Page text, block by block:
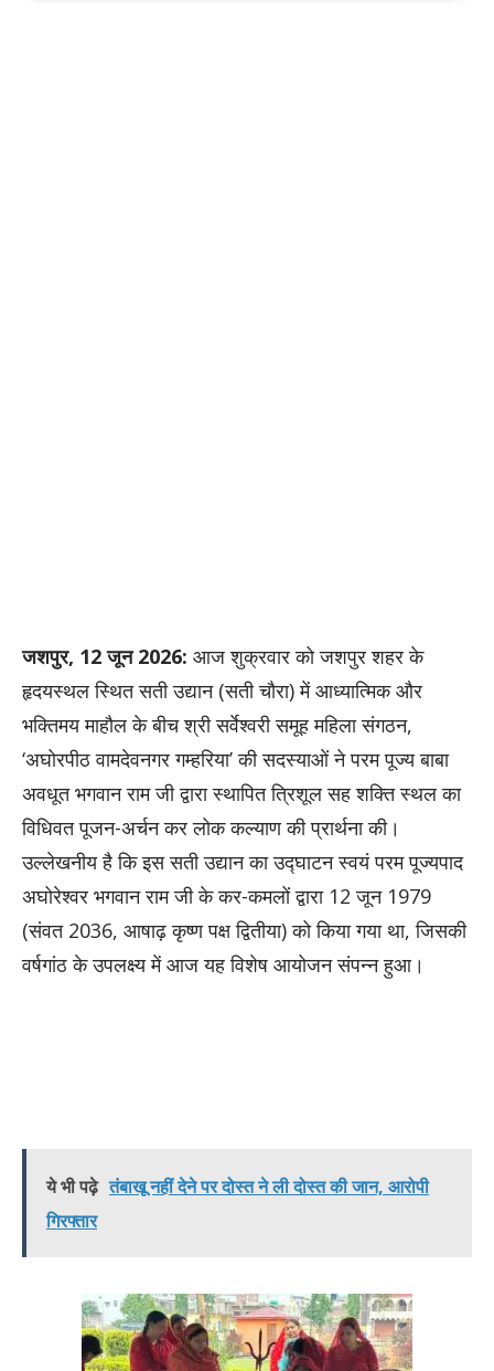
जशपुर, 12 जून 2026: आज शुक्रवार को जशपुर शहर के
हृदयस्थल स्थित सती उद्यान (सती चौरा) में आध्यात्मिक और
भक्तिमय माहौल के बीच श्री सर्वेश्वरी समूह महिला संगठन,
‘अघोरपीठ वामदेवनगर गम्हरिया’ की सदस्याओं ने परम पूज्य बाबा
अवधूत भगवान राम जी द्वारा स्थापित त्रिशूल सह शक्ति स्थल का
विधिवत पूजन-अर्चन कर लोक कल्याण की प्रार्थना की।
उल्लेखनीय है कि इस सती उद्यान का उद्घाटन स्वयं परम पूज्यपाद
अघोरेश्वर भगवान राम जी के कर-कमलों द्वारा 12 जून 1979
(संवत 2036, आषाढ़ कृष्ण पक्ष द्वितीया) को किया गया था, जिसकी
वर्षगांठ के उपलक्ष्य में आज यह विशेष आयोजन संपन्न हुआ।
ये भी पढ़े तंबाखू नहीं देने पर दोस्त ने ली दोस्त की जान, आरोपी
गिरफ्तार